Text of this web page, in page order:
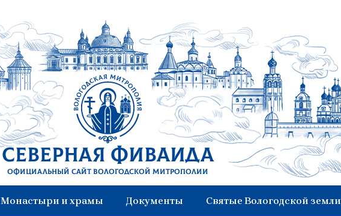
Северная Фиваида
Официальный сайт Вологодской митрополии
Монастыри и храмы Документы Святые Вологодской земли